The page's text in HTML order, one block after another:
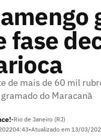
fase
de mais de 60 mil
do Maracanã
•Rio de Janeiro (RJ)
04:43•Atualizado em 13/03/